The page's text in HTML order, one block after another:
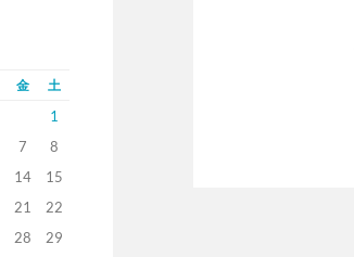
金 土
1
7
8
14
15
21
22
28
29